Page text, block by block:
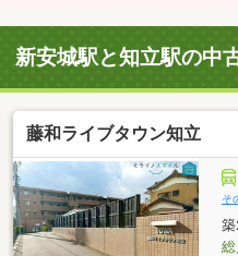
新安城駅と知立駅の中
藤和ライブタウン知立
そ